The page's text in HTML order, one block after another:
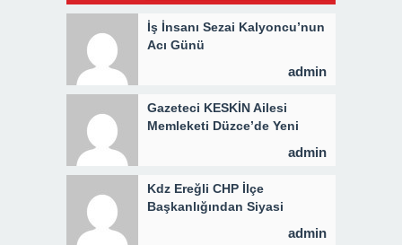
İş İnsanı Sezai Kalyoncu’nun
Acı Günü
admin
Gazeteci KESKİN Ailesi
Memleketi Düzce’de Yeni
admin
Kdz Ereğli CHP İlçe
Başkanlığından Siyasi
admin